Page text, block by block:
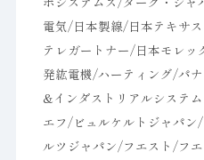
電気/日本製線/日本テキサ
テレガートナー/日本モレ
発紘電機/ハーティング/パ
&インダストリアルシステ
エフ/ビュルケルトジャパ
ルツジャパン/フエスト/フ